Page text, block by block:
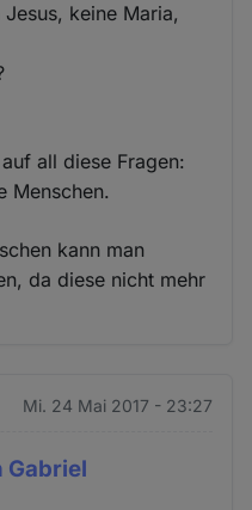
keine Maria,
all diese Fragen:
Menschen.
kann man
da diese nicht mehr
Mi. 24 Mai 2017 - 23:27
Gabriel